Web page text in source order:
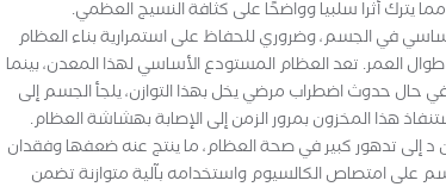
يترك أثرا سلبيا وواضحًا على كثافة النسيج العظمي.
في الجسم، وضروري للحفاظ على استمرارية بناء العظام
العمر. تعد العظام المستودع الأساسي لهذا المعدن، بينما
حدوث اضطراب مرضي يخل بهذا التوازن، يلجأ الجسم إلى
هذا المخزون بمرور الزمن إلى الإصابة بهشاشة العظام.
إلى تدهور كبير في صحة العظام، ما ينتج عنه ضعفها وفقدان
على امتصاص الكالسيوم واستخدامه بآلية متوازنة تضمن